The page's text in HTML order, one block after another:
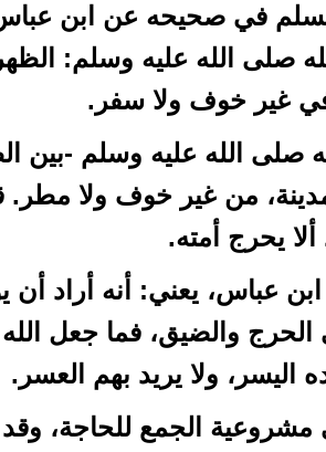
مسلم في صحيحه عن ابن
صلى الله عليه وسلم:
في غير خوف ولا سفر.
صلى الله عليه وسلم -بين
من غير خوف ولا
يحرج أمته.
ابن عباس، يعني: أنه أراد أن
الحرج والضيق، فما جعل
اليسر، ولا يريد بهم العسر.
الجمع للحاجة، وقد
فإنهــا لأبيكِ